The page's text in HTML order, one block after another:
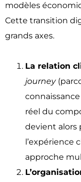
modèles
Cette transition
grands axes.
La relation
journey
réel du
devient alors
approche